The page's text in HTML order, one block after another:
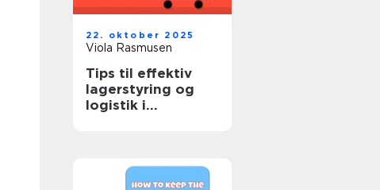
22. oktober 2025
Viola Rasmusen
Tips til effektiv
lagerstyring og
logistik i